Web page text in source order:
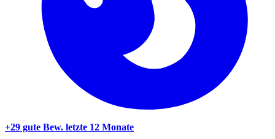
+29 gute Bew. letzte 12 Monate